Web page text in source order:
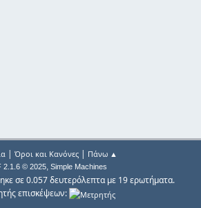
| Όροι και Κανόνες| Πάνω ▲
2.1.6 © 2025, Simple Machines
σε 0.057 δευτερόλεπτα με 19 ερωτήματα.
επισκέψεων: